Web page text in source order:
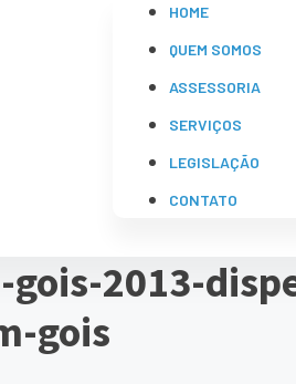
HOME
QUEM SOMOS
ASSESSORIA
SERVIÇOS
LEGISLAÇÃO
CONTATO
gois-2013-
gois